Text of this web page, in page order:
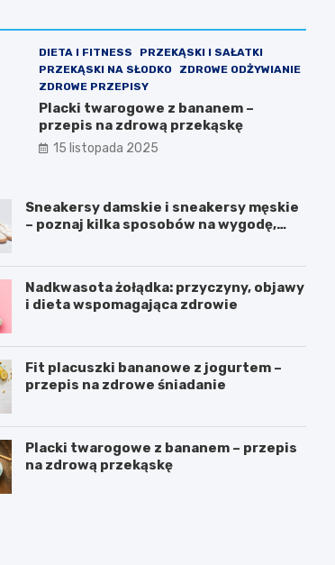
DIETA I FITNESS
PRZEKĄSKI I SAŁATKI
PRZEKĄSKI NA SŁODKO
ZDROWE ODŻYWIANIE
ZDROWE PRZEPISY
Placki twarogowe z bananem –
przepis na zdrową przekąskę
15 listopada 2025
Sneakersy damskie i sneakersy męskie
– poznaj kilka sposobów na wygodę,
Nadkwasota żołądka: przyczyny, objawy
i dieta wspomagająca zdrowie
Fit placuszki bananowe z jogurtem –
przepis na zdrowe śniadanie
Placki twarogowe z bananem – przepis
na zdrową przekąskę